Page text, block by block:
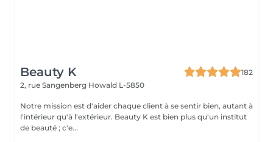
Beauty K
182
2, rue Sangenberg Howald L-5850
Notre mission est d'aider chaque client à se sentir bien, autant à
l'intérieur qu'à l'extérieur. Beauty K est bien plus qu'un institut
de beauté ; c'e...